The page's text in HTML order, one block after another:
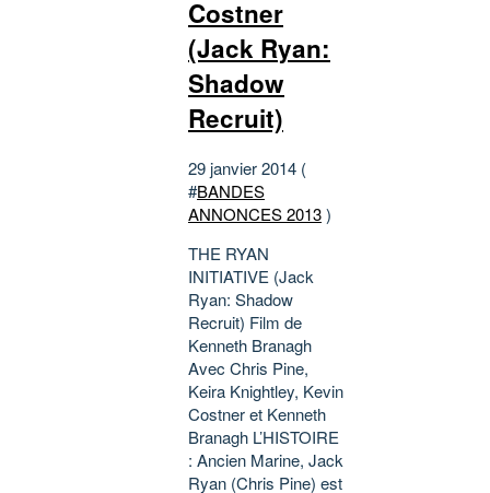
Costner
(Jack Ryan:
Shadow
Recruit)
29 janvier 2014 (
#BANDES
ANNONCES 2013)
THE RYAN
INITIATIVE (Jack
Ryan: Shadow
Recruit) Film de
Kenneth Branagh
Avec Chris Pine,
Keira Knightley, Kevin
Costner et Kenneth
Branagh L’HISTOIRE
: Ancien Marine, Jack
Ryan (Chris Pine) est